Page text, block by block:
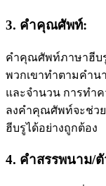
3. คําคุณศัพท์:
คําคุณศัพท์ภาษาฮีบ
พวกเขาทําตามคําน
และจํานวน การทํา
ลงคําคุณศัพท์จะช่ว
ฮีบรูได้อย่างถูกต้อง
4. คําสรรพนาม/